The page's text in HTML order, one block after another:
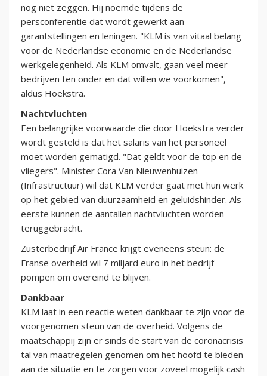
nog niet zeggen. Hij noemde tijdens de
persconferentie dat wordt gewerkt aan
garantstellingen en leningen. "KLM is van vitaal belang
voor de Nederlandse economie en de Nederlandse
werkgelegenheid. Als KLM omvalt, gaan veel meer
bedrijven ten onder en dat willen we voorkomen",
aldus Hoekstra.
Nachtvluchten
Een belangrijke voorwaarde die door Hoekstra verder
wordt gesteld is dat het salaris van het personeel
moet worden gematigd. "Dat geldt voor de top en de
vliegers". Minister Cora Van Nieuwenhuizen
(Infrastructuur) wil dat KLM verder gaat met hun werk
op het gebied van duurzaamheid en geluidshinder. Als
eerste kunnen de aantallen nachtvluchten worden
teruggebracht.
Zusterbedrijf Air France krijgt eveneens steun: de
Franse overheid wil 7 miljard euro in het bedrijf
pompen om overeind te blijven.
Dankbaar
KLM laat in een reactie weten dankbaar te zijn voor de
voorgenomen steun van de overheid. Volgens de
maatschappij zijn er sinds de start van de coronacrisis
tal van maatregelen genomen om het hoofd te bieden
aan de situatie en te zorgen voor zoveel mogelijk cash